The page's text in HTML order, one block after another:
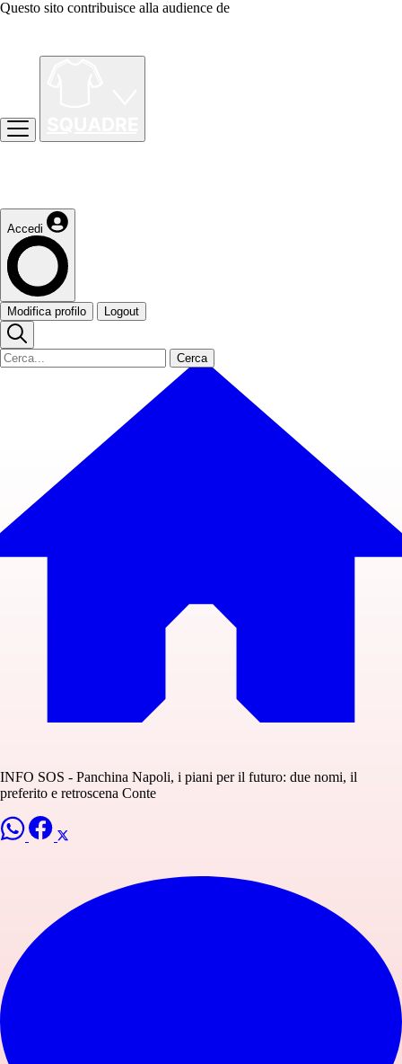
Questo sito contribuisce alla audience de
Accedi
Modifica profilo Logout
Cerca
INFO SOS - Panchina Napoli, i piani per il futuro: due nomi, il
preferito e retroscena Conte